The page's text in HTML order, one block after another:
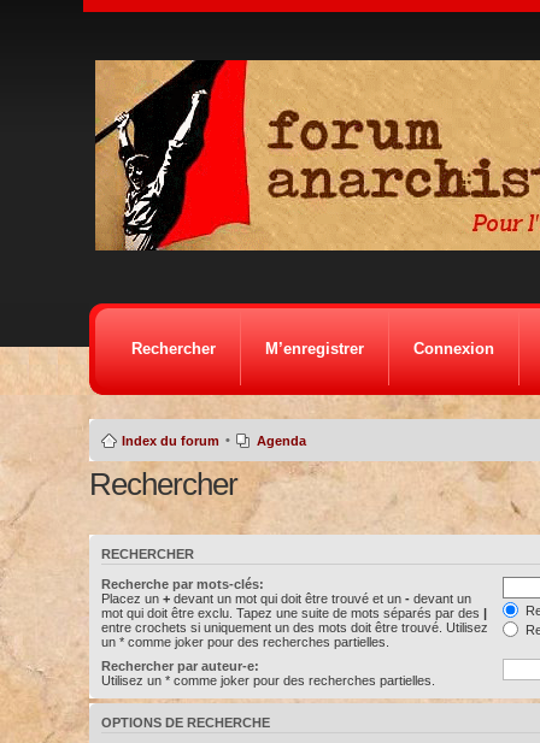
Rechercher M’enregistrer Connexion
Index du forum • Agenda
Rechercher
RECHERCHER
Recherche par mots-clés:
Placez un +devant un mot qui doit être trouvé et un -devant un
mot qui doit être exclu. Tapez une suite de mots séparés par des |
entre crochets si uniquement un des mots doit être trouvé. Utilisez
un * comme joker pour des recherches partielles.
Rechercher par auteur-e:
Utilisez un * comme joker pour des recherches partielles.
OPTIONS DE RECHERCHE